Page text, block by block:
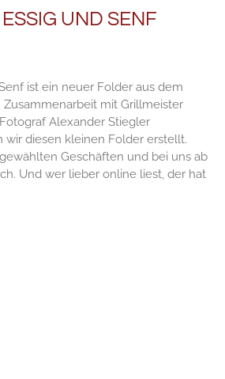
UND SENF
ist ein neuer Folder aus dem
Zusammenarbeit mit Grillmeister
Alexander Stiegler
wir diesen kleinen Folder erstellt.
Geschäften und bei uns ab
Und wer lieber online liest, der hat